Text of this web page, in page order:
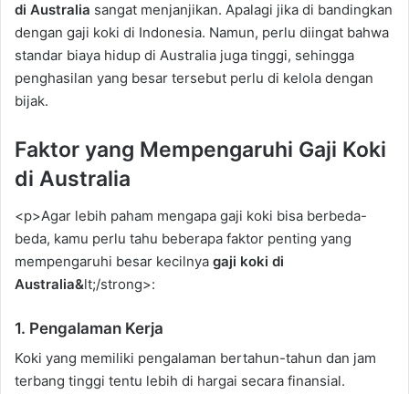
di Australia sangat menjanjikan. Apalagi jika di bandingkan
dengan gaji koki di Indonesia. Namun, perlu diingat bahwa
standar biaya hidup di Australia juga tinggi, sehingga
penghasilan yang besar tersebut perlu di kelola dengan
bijak.
Faktor yang Mempengaruhi Gaji Koki
di Australia
<p>Agar lebih paham mengapa gaji koki bisa berbeda-
beda, kamu perlu tahu beberapa faktor penting yang
mempengaruhi besar kecilnya gaji koki di
Australia&lt;/strong>:
1. Pengalaman Kerja
Koki yang memiliki pengalaman bertahun-tahun dan jam
terbang tinggi tentu lebih di hargai secara finansial.